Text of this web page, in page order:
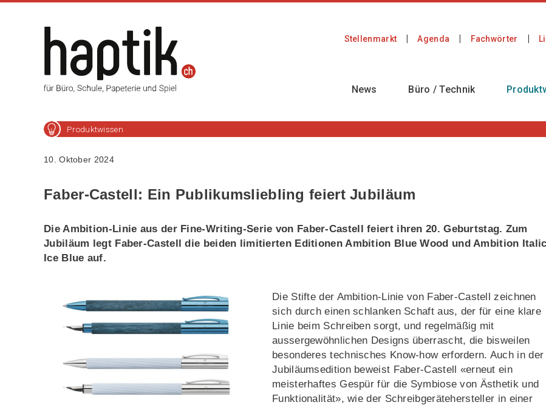
Stellenmarkt Agenda Fachwörter
News Büro / Technik
Produktwissen
10. Oktober 2024
Faber-Castell: Ein Publikumsliebling feiert Jubiläum
Die Ambition-Linie aus der Fine-Writing-Serie von Faber-Castell feiert ihren 20. Geburtstag. Zum
Jubiläum legt Faber-Castell die beiden limitierten Editionen Ambition Blue Wood und Ambition Italic
Ice Blue auf.
Die Stifte der Ambition-Linie von Faber-Castell zeichnen
sich durch einen schlanken Schaft aus, der für eine klare
Linie beim Schreiben sorgt, und regelmäßig mit
aussergewöhnlichen Designs überrascht, die bisweilen
besonderes technisches Know-how erfordern. Auch in der
Jubiläumsedition beweist Faber-Castell «erneut ein
meisterhaftes Gespür für die Symbiose von Ästhetik und
Funktionalität», wie der Schreibgerätehersteller in einer